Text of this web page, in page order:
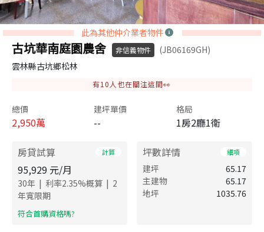
此為其他仲介業者物件
古坑華南庭園農舍 非信義物件
(JB06169GH)
雲林縣古坑鄉松林
有10 人也在關注這間👀
總價
2,950萬
建坪單價
--
格局
1房2廳1衛
房貸試算 計算
95,929 元/月
30年 | 利率2.35%概算 | 2
年寬限期
​符合首購資格嗎?
坪數詳情 細項
建坪
65.17
主建物
65.17
地坪
1035.76